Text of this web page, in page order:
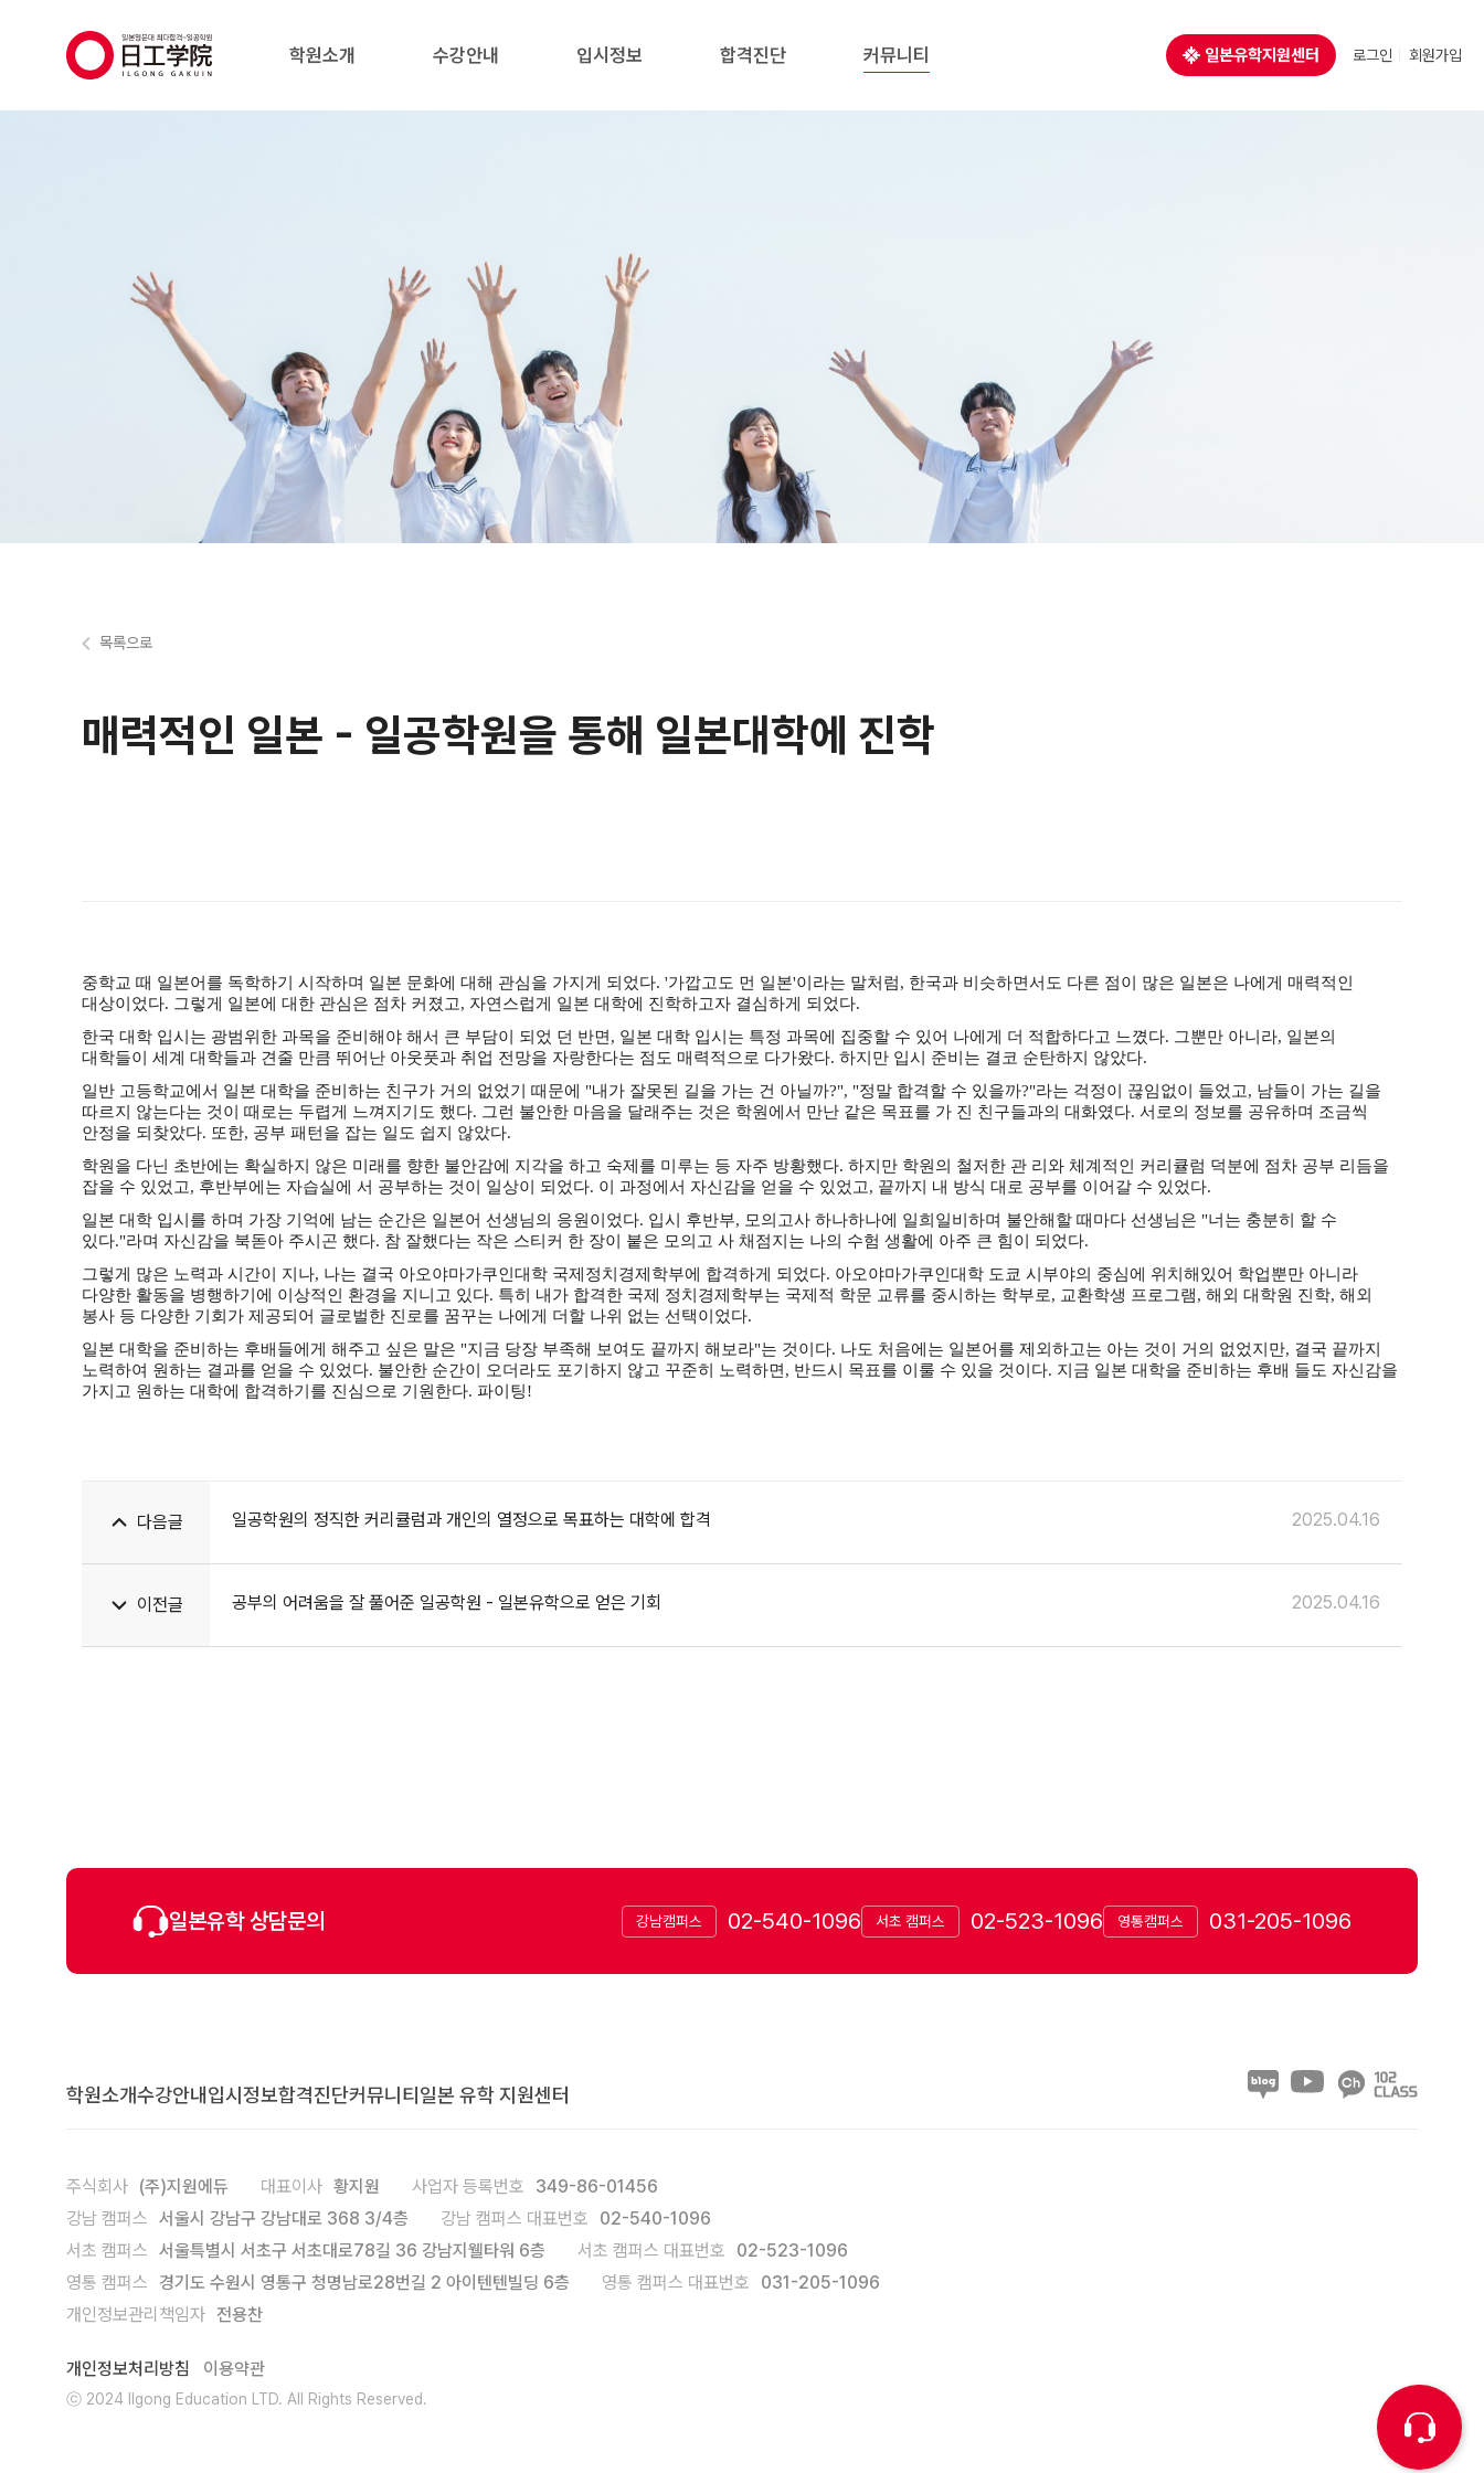
(주)지원에듀
학원소개 수강안내 입시정보 합격진단 커뮤니티 일본유학지원센터 로그인 회원가입
목록으로
매력적인 일본 - 일공학원을 통해 일본대학에 진학
중학교 때 일본어를 독학하기 시작하며 일본 문화에 대해 관심을 가지게 되었다. '가깝고도 먼 일본'이라는 말처럼, 한국과 비슷하면서도 다른 점이 많은 일본은 나에게 매력적인
대상이었다. 그렇게 일본에 대한 관심은 점차 커졌고, 자연스럽게 일본 대학에 진학하고자 결심하게 되었다.
한국 대학 입시는 광범위한 과목을 준비해야 해서 큰 부담이 되었 던 반면, 일본 대학 입시는 특정 과목에 집중할 수 있어 나에게 더 적합하다고 느꼈다. 그뿐만 아니라, 일본의
대학들이 세계 대학들과 견줄 만큼 뛰어난 아웃풋과 취업 전망을 자랑한다는 점도 매력적으로 다가왔다. 하지만 입시 준비는 결코 순탄하지 않았다.
일반 고등학교에서 일본 대학을 준비하는 친구가 거의 없었기 때문에 "내가 잘못된 길을 가는 건 아닐까?", "정말 합격할 수 있을까?"라는 걱정이 끊임없이 들었고, 남들이 가는 길을
따르지 않는다는 것이 때로는 두렵게 느껴지기도 했다. 그런 불안한 마음을 달래주는 것은 학원에서 만난 같은 목표를 가 진 친구들과의 대화였다. 서로의 정보를 공유하며 조금씩
안정을 되찾았다. 또한, 공부 패턴을 잡는 일도 쉽지 않았다.
학원을 다닌 초반에는 확실하지 않은 미래를 향한 불안감에 지각을 하고 숙제를 미루는 등 자주 방황했다. 하지만 학원의 철저한 관 리와 체계적인 커리큘럼 덕분에 점차 공부 리듬을
잡을 수 있었고, 후반부에는 자습실에 서 공부하는 것이 일상이 되었다. 이 과정에서 자신감을 얻을 수 있었고, 끝까지 내 방식 대로 공부를 이어갈 수 있었다.
일본 대학 입시를 하며 가장 기억에 남는 순간은 일본어 선생님의 응원이었다. 입시 후반부, 모의고사 하나하나에 일희일비하며 불안해할 때마다 선생님은 "너는 충분히 할 수
있다."라며 자신감을 북돋아 주시곤 했다. 참 잘했다는 작은 스티커 한 장이 붙은 모의고 사 채점지는 나의 수험 생활에 아주 큰 힘이 되었다.
그렇게 많은 노력과 시간이 지나, 나는 결국 아오야마가쿠인대학 국제정치경제학부에 합격하게 되었다. 아오야마가쿠인대학 도쿄 시부야의 중심에 위치해있어 학업뿐만 아니라
다양한 활동을 병행하기에 이상적인 환경을 지니고 있다. 특히 내가 합격한 국제 정치경제학부는 국제적 학문 교류를 중시하는 학부로, 교환학생 프로그램, 해외 대학원 진학, 해외
봉사 등 다양한 기회가 제공되어 글로벌한 진로를 꿈꾸는 나에게 더할 나위 없는 선택이었다.
일본 대학을 준비하는 후배들에게 해주고 싶은 말은 "지금 당장 부족해 보여도 끝까지 해보라"는 것이다. 나도 처음에는 일본어를 제외하고는 아는 것이 거의 없었지만, 결국 끝까지
노력하여 원하는 결과를 얻을 수 있었다. 불안한 순간이 오더라도 포기하지 않고 꾸준히 노력하면, 반드시 목표를 이룰 수 있을 것이다. 지금 일본 대학을 준비하는 후배 들도 자신감을
가지고 원하는 대학에 합격하기를 진심으로 기원한다. 파이팅!
다음글 일공학원의 정직한 커리큘럼과 개인의 열정으로 목표하는 대학에 합격 2025.04.16
이전글 공부의 어려움을 잘 풀어준 일공학원 - 일본유학으로 얻은 기회 2025.04.16
일본유학 상담문의 강남캠퍼스 02-540-1096 서초 캠퍼스 02-523-1096 영통캠퍼스 031-205-1096
학원소개수강안내입시정보합격진단커뮤니티 일본 유학 지원센터
주식회사 (주)지원에듀 대표이사 황지원 사업자 등록번호
349-86-01456
강남 캠퍼스 서울시 강남구 강남대로 368 3/4층 강남 캠퍼스 대표번호
02-540-1096
서초 캠퍼스 서울특별시 서초구 서초대로78길 36 강남지웰타워 6층 서초 캠퍼스 대표번호
02-523-1096
영통 캠퍼스
경기도 수원시 영통구 청명남로28번길 2 아이텐텐빌딩 6층 영통 캠퍼스 대표번호
031-205-1096
개인정보관리책임자 전용찬
개인정보처리방침 이용약관
ⓒ 2024 Ilgong Education LTD. All Rights Reserved.